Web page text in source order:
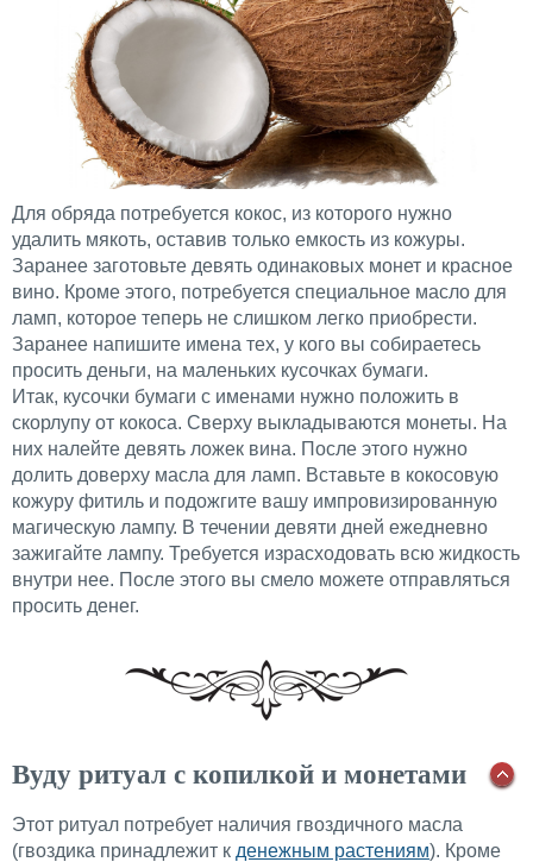
Для обряда потребуется кокос, из которого нужно
удалить мякоть, оставив только емкость из кожуры.
Заранее заготовьте девять одинаковых монет и красное
вино. Кроме этого, потребуется специальное масло для
ламп, которое теперь не слишком легко приобрести.
Заранее напишите имена тех, у кого вы собираетесь
просить деньги, на маленьких кусочках бумаги.
Итак, кусочки бумаги с именами нужно положить в
скорлупу от кокоса. Сверху выкладываются монеты. На
них налейте девять ложек вина. После этого нужно
долить доверху масла для ламп. Вставьте в кокосовую
кожуру фитиль и подожгите вашу импровизированную
магическую лампу. В течении девяти дней ежедневно
зажигайте лампу. Требуется израсходовать всю жидкость
внутри нее. После этого вы смело можете отправляться
просить денег.
Вуду ритуал с копилкой и монетами
Этот ритуал потребует наличия гвоздичного масла
(гвоздика принадлежит к денежным растениям). Кроме